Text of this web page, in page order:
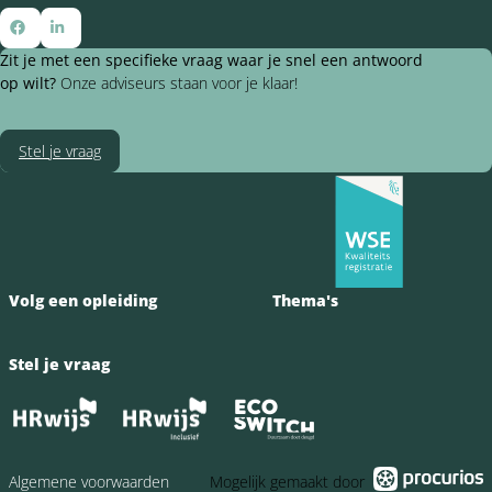
Ga
naar
Ga
naar
Volg een opleiding Thema's
Stel je vraag
Zit je met een specifieke vraag waar je snel een antwoord
op wilt? Onze adviseurs staan voor je klaar!
Stel je vraag
Algemene voorwaarden Mogelijk gemaakt door